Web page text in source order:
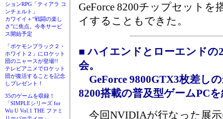
ションRPG「ティアラ コ
ンチェルト」
カワイイ＋“戦闘の楽し
さ”に焦点。今冬サービ
ス開始予定
「ポケモンブラック２・
ホワイト２」にロケット
団のニャースが登場!!
テレビアニメでロケット
団が復活することを記念
しプレゼント！
35のゲームを収録！
「SIMPLEシリーズ for
Wii U Vol.1 THE ファミ
GeForce 8200チップセットを
イすることもできた。
■ ハイエンドとローエンドの
会。
GeForce 9800GTX3枚差し
8200搭載の普及型ゲームPC
今回NVIDIAが行なった展